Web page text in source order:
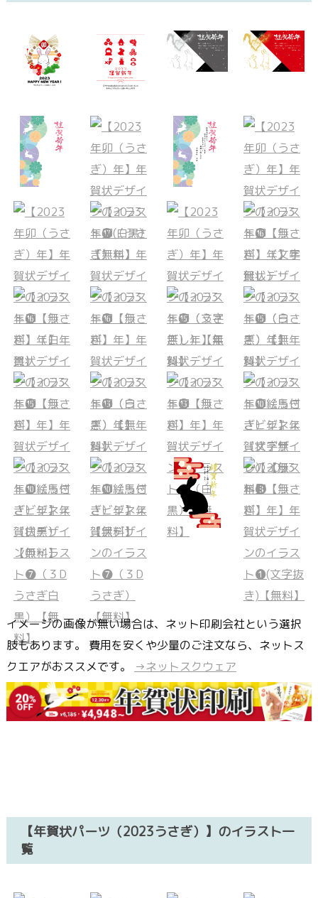
イメージの画像が無い場合は、ネット印刷会社という選択
肢もあります。 費用を安くや少量のご注文なら、ネットス
クエアがおススメです。
→ネットスクウェア
【年賀状パーツ（2023うさぎ）】のイラスト一
覧